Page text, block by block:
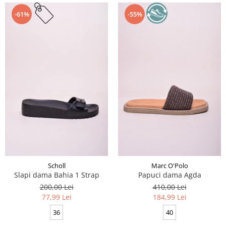
-61%
Scholl
Slapi dama Bahia 1 Strap
200,00 Lei
77,99 Lei
36
-55%
Marc O'Polo
Papuci dama Agda
410,00 Lei
184,99 Lei
40